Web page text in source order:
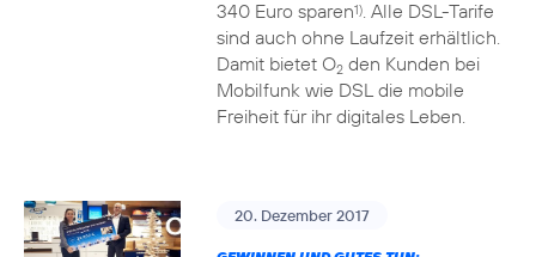
340 Euro sparen1). Alle DSL-Tarife
sind auch ohne Laufzeit erhältlich.
Damit bietet O2den Kunden bei
Mobilfunk wie DSL die mobile
Freiheit für ihr digitales Leben.
20. Dezember 2017